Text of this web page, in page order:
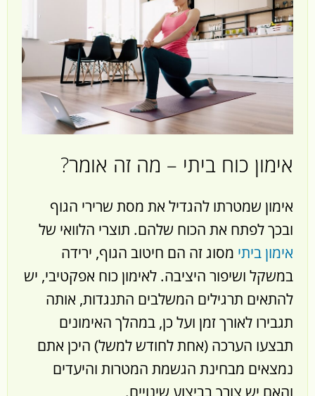
אימון כוח ביתי – מה זה אומר?
אימון שמטרתו להגדיל את מסת שרירי הגוף
ובכך לפתח את הכוח שלהם. תוצרי הלוואי של
אימון ביתי מסוג זה הם חיטוב הגוף, ירידה
במשקל ושיפור היציבה. לאימון כוח אפקטיבי, יש
להתאים תרגילים המשלבים התנגדות, אותה
תגבירו לאורך זמן ועל כן, במהלך האימונים
תבצעו הערכה (אחת לחודש למשל) היכן אתם
נמצאים מבחינת הגשמת המטרות והיעדים
והאם יש צורך בביצוע שינויים.